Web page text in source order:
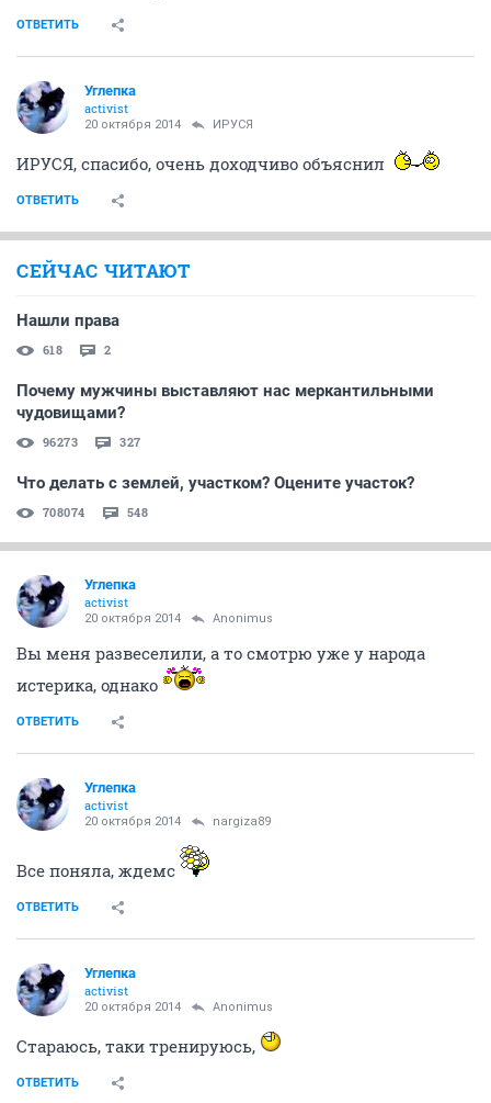
ОТВЕТИТЬ
Углепка
activist
20 октября 2014 ИРУСЯ
ИРУСЯ, спасибо, очень доходчиво объяснил
ОТВЕТИТЬ
СЕЙЧАС ЧИТАЮТ
Нашли права
618 2
Почему мужчины выставляют нас меркантильными
чудовищами?
96273 327
Что делать с землей, участком? Оцените участок?
708074 548
Углепка
activist
20 октября 2014 Anоnimus
Вы меня развеселили, а то смотрю уже у народа
истерика, однако
ОТВЕТИТЬ
Углепка
activist
20 октября 2014 nargiza89
Все поняла, ждемс
ОТВЕТИТЬ
Углепка
activist
20 октября 2014 Anоnimus
Стараюсь, таки тренируюсь,
ОТВЕТИТЬ